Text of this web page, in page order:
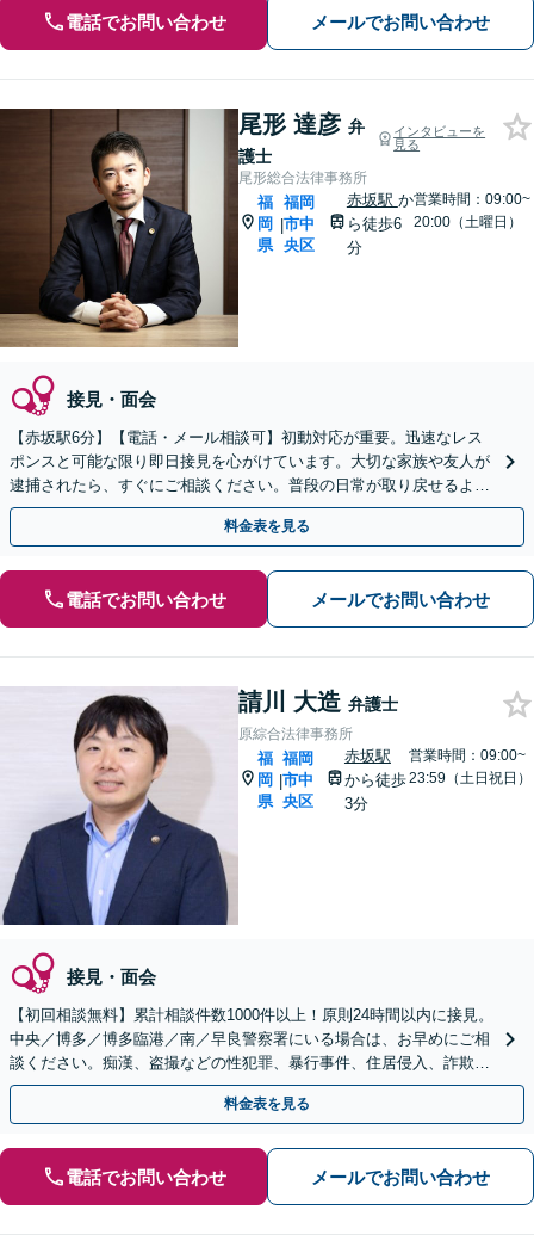
電話でお問い合わせ メールでお問い合わせ
尾形 達彦 弁
護士
インタビューを
見る
尾形総合法律事務所
福
岡
県
|
福岡
市中
央区
赤坂駅 か
ら徒歩6
分
営業時間：09:00~
20:00（土曜日）
接見・面会
【赤坂駅6分】【電話・メール相談可】初動対応が重要。迅速なレス
ポンスと可能な限り即日接見を心がけています。大切な家族や友人が
逮捕されたら、すぐにご相談ください。普段の日常が取り戻せるよう
尽力します。【休日・夜間面談可】
料金表を見る
電話でお問い合わせ メールでお問い合わせ
請川 大造 弁護士
原綜合法律事務所
福
岡
県
|
福岡
市中
央区
赤坂駅
から徒歩
3分
営業時間：09:00~
23:59（土日祝日）
接見・面会
【初回相談無料】累計相談件数1000件以上！原則24時間以内に接見。
中央／博多／博多臨港／南／早良警察署にいる場合は、お早めにご相
談ください。痴漢、盗撮などの性犯罪、暴行事件、住居侵入、詐欺、
少年事件【赤坂駅3分】【夜間・休日相談OK】
料金表を見る
電話でお問い合わせ メールでお問い合わせ